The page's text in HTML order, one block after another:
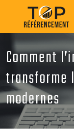
Comment
transforme
modernes